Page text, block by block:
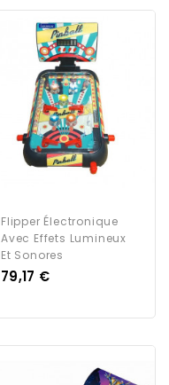
Flipper Électronique
Avec Effets Lumineux
Et Sonores
Prix
79,17 €